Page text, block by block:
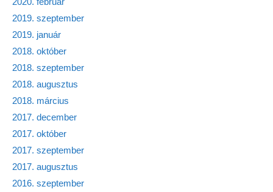
2019. szeptember
2019. január
2018. október
2018. szeptember
2018. augusztus
2018. március
2017. december
2017. október
2017. szeptember
2017. augusztus
2016. szeptember